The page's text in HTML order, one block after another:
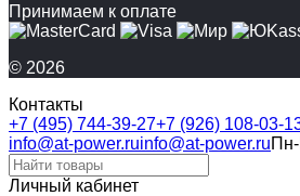
Принимаем к оплате
© 2026
Контакты
+7 (495) 744-39-27+7 (926) 108-03-
info@at-power.ruinfo@at-power.ru
Личный кабинет